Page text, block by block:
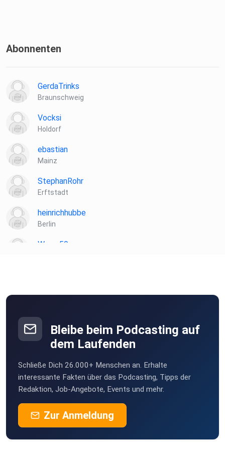
Abonnenten
GerdaTrinks
Braunschweig
Vocksi
Holdorf
ebastian
Mainz
StephanRohr
Erftstadt
heinrichhubbe
Berlin
Wowa59
Schnaittach
AnneSteiger
Würzburg
makro123
Bleibe beim Podcasting auf
dem Laufenden
Schließe Dich 26.000+ Menschen an. Erhalte
interessante Fakten über das Podcasting, Tipps der
Redaktion, Job-Angebote, Events und mehr.
Zur Anmeldung